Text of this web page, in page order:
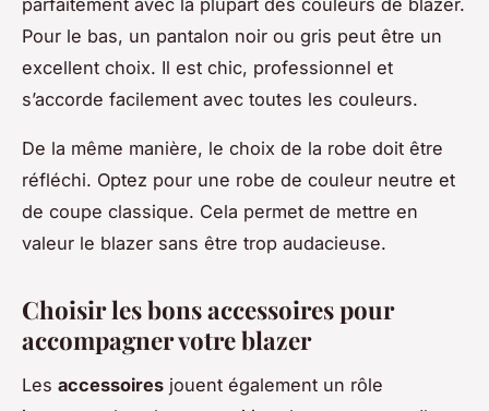
parfaitement avec la plupart des couleurs de blazer.
Pour le bas, un pantalon noir ou gris peut être un
excellent choix. Il est chic, professionnel et
s’accorde facilement avec toutes les couleurs.
De la même manière, le choix de la robe doit être
réfléchi. Optez pour une robe de couleur neutre et
de coupe classique. Cela permet de mettre en
valeur le blazer sans être trop audacieuse.
Choisir les bons accessoires pour
accompagner votre blazer
Les accessoires jouent également un rôle